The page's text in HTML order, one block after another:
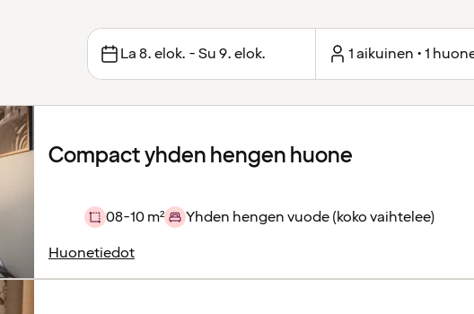
La 8. elok. - Su 9. elok. 1 aikuinen • 1
Compact yhden hengen huone
08-10 m²
Yhden hengen vuode (koko vaihtelee)
Huonetiedot